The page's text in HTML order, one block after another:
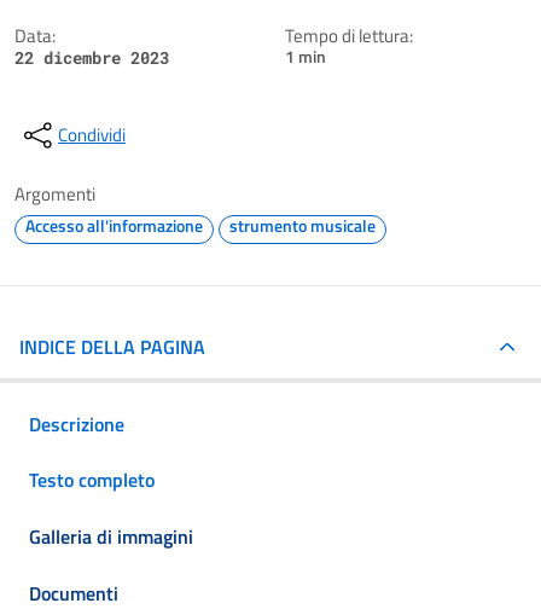
Data:
22 dicembre 2023
Tempo di lettura:
1 min
Condividi
Argomenti
Accesso all'informazione strumento musicale
INDICE DELLA PAGINA
Descrizione
Testo completo
Galleria di immagini
Documenti